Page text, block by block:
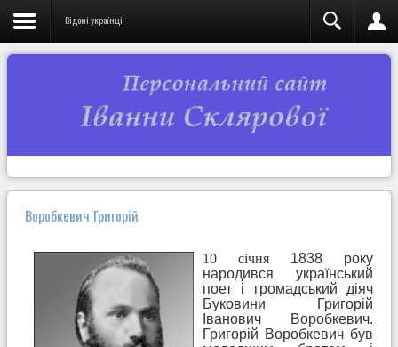
Відомі українці
Воробкевич Григорій
10 січня 1838 року
народився український
поет і громадський діяч
Буковини Григорій
Іванович Воробкевич.
Григорій Воробкевич був